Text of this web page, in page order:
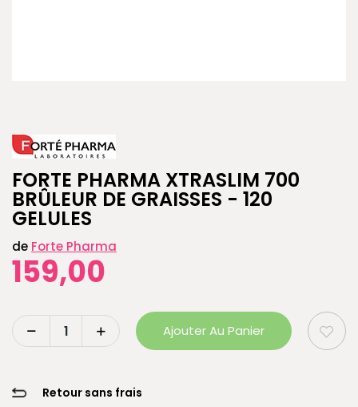
FORTE PHARMA XTRASLIM 700
BRÛLEUR DE GRAISSES - 120
GELULES
de Forte Pharma
159,00
Ajouter Au Panier
Retour sans frais